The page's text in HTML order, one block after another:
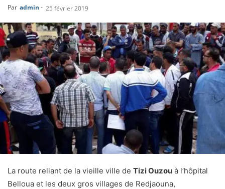
Par admin - 25 février 2019
La route reliant de la vieille ville de Tizi Ouzou à l’hôpital
Belloua et les deux gros villages de Redjaouna,